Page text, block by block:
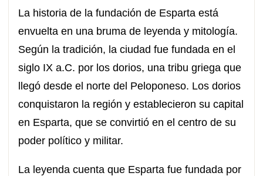
La historia de la fundación de Esparta está
envuelta en una bruma de leyenda y mitología.
Según la tradición, la ciudad fue fundada en el
siglo IX a.C. por los dorios, una tribu griega que
llegó desde el norte del Peloponeso. Los dorios
conquistaron la región y establecieron su capital
en Esparta, que se convirtió en el centro de su
poder político y militar.
La leyenda cuenta que Esparta fue fundada por